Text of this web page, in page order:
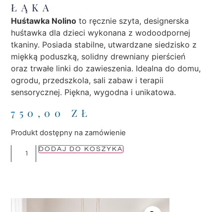
ŁĄKA
Huśtawka Nolino to ręcznie szyta, designerska
huśtawka dla dzieci wykonana z wodoodpornej
tkaniny. Posiada stabilne, utwardzane siedzisko z
miękką poduszką, solidny drewniany pierścień
oraz trwałe linki do zawieszenia. Idealna do domu,
ogrodu, przedszkola, sali zabaw i terapii
sensorycznej. Piękna, wygodna i unikatowa.
750,00 ZŁ
Produkt dostępny na zamówienie
DODAJ DO KOSZYKA